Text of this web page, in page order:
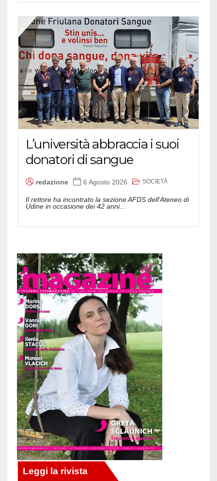
L’università abbraccia i suoi
donatori di sangue
redazione 6 Agosto 2026 SOCIETÀ
Il rettore ha incontrato la sezione AFDS dell'Ateneo di
Udine in occasione dei 42 anni...